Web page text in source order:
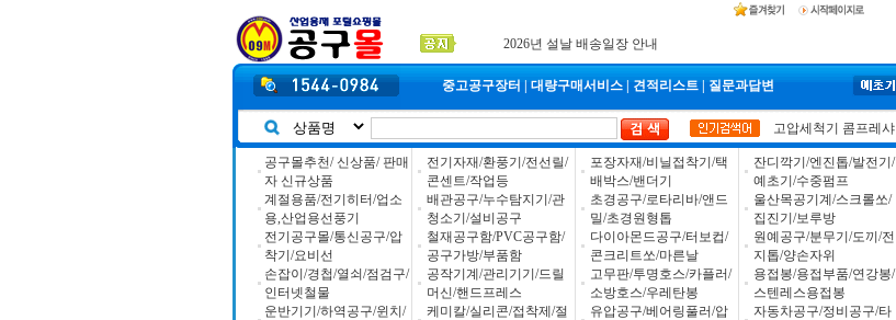
2026년 설날 배송일장 안내
중고공구장터 대량구매서비스 견적리스트 질문과답변
고압세척기 콤프레샤
공구몰추천/ 신상품/ 판매
자 신규상품
계절용품/전기히터/업소
용,산업용선풍기
전기공구몰/통신공구/압
착기/요비선
손잡이/경첩/열쇠/점검구/
인터넷철물
운반기기/하역공구/윈치/
전기자재/환풍기/전선릴/
콘센트/작업등
배관공구/누수탐지기/관
청소기/설비공구
철재공구함/PVC공구함/
공구가방/부품함
공작기계/관리기기/드릴
머신/핸드프레스
케미칼/실리콘/접착제/절
포장자재/비닐접착기/택
배박스/밴더기
초경공구/로타리바/앤드
밀/초경원형톱
다이아몬드공구/터보컵/
콘크리트쏘/마른날
고무판/투명호스/카플러/
소방호스/우레탄봉
유압공구/베어링풀러/압
잔디깍기/엔진톱/발전기/
예초기/수중펌프
울산목공기계/스크롤쏘/
집진기/보루방
원예공구/분무기/도끼/전
지톱/양손자위
용접봉/용접부품/연강봉/
스텐레스용접봉
자동차공구/정비공구/타